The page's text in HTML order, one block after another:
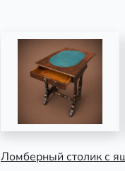
Ломберный столик с